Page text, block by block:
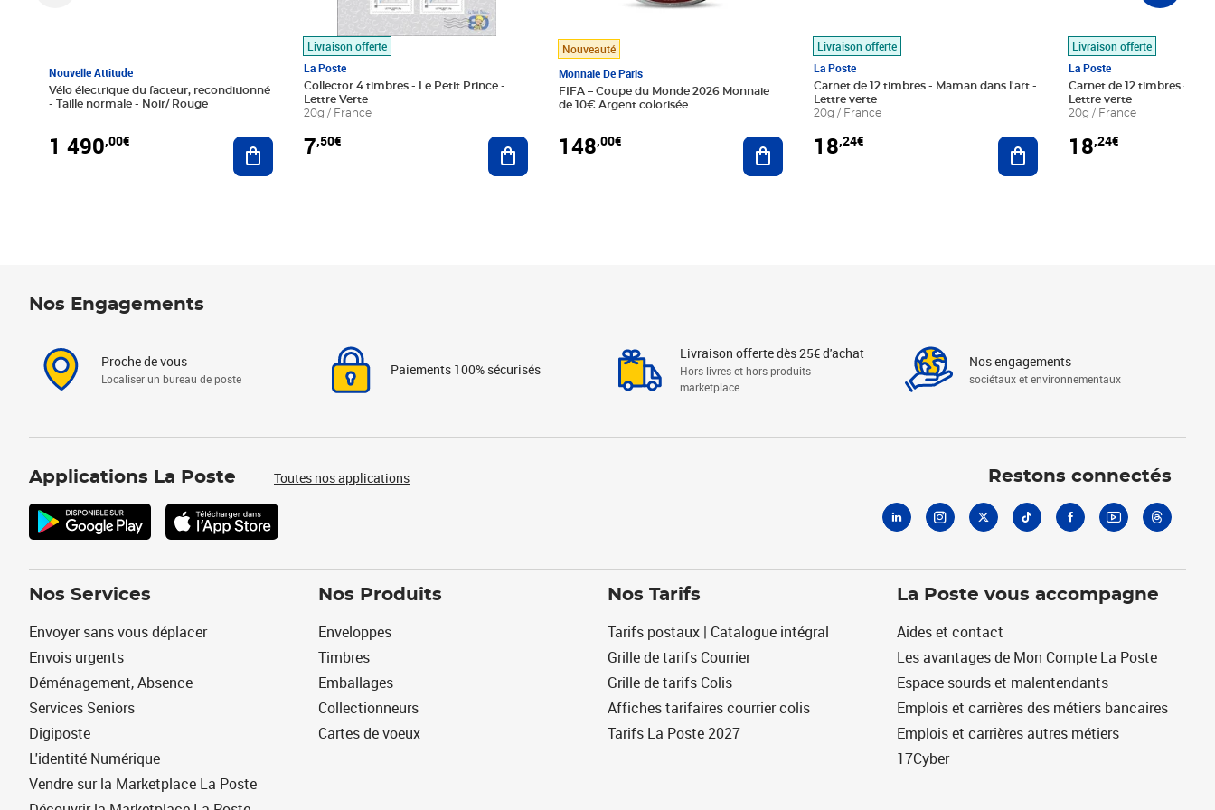
Nouvelle Attitude
Vélo électrique du facteur, reconditionné
- Taille normale - Noir/ Rouge
1 490,00€ Ajouter au panier
Livraison offerte
La Poste
Collector 4 timbres - Le Petit Prince -
Lettre Verte
20g / France
7,50€ Ajouter au panier
Nouveauté
Monnaie De Paris
FIFA – Coupe du Monde 2026 Monnaie
de 10€ Argent colorisée
148,00€ Ajouter au panier
Livraison offerte
La Poste
Carnet de 12 timbres - Maman dans l'art -
Lettre verte
20g / France
18,24€ Ajouter au panier
Livraison offerte
La Poste
Carnet de 12 timbres - Le
Lettre verte
20g / France
18,24€
Nos Engagements
Proche de vous
Localiser un bureau de poste
Paiements 100% sécurisés
Livraison offerte dès 25€ d'achat
Hors livres et hors produits
marketplace
Nos engagements
sociétaux et environnementaux
Applications La Poste Toutes nos applications Restons connectés
Nos Services
Envoyer sans vous déplacer
Envois urgents
Déménagement, Absence
Services Seniors
Digiposte
L'identité Numérique
Vendre sur la Marketplace La Poste
Nos Produits
Enveloppes
Timbres
Emballages
Collectionneurs
Cartes de voeux
Nos Tarifs
Tarifs postaux | Catalogue intégral
Grille de tarifs Courrier
Grille de tarifs Colis
Affiches tarifaires courrier colis
Tarifs La Poste 2027
La Poste vous accompagne
Aides et contact
Les avantages de Mon Compte La Poste
Espace sourds et malentendants
Emplois et carrières des métiers bancaires
Emplois et carrières autres métiers
17Cyber